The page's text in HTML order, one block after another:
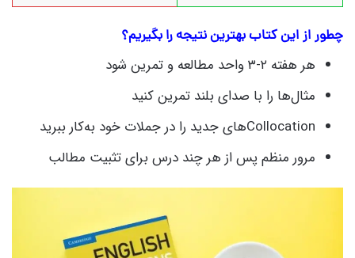
چطور از این کتاب بهترین نتیجه را بگیریم؟
هر هفته ۲‑۳ واحد مطالعه و تمرین شود
مثال‌ها را با صدای بلند تمرین کنید
Collocationهای جدید را در جملات خود به‌کار ببرید
مرور منظم پس از هر چند درس برای تثبیت مطالب